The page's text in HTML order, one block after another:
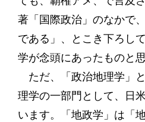
著「国際政治」のなかで
である」、とこき下ろし
学が念頭にあったものと思
ただ、「政治地理学」
理学の一部門として、日
います。「地政学」は「